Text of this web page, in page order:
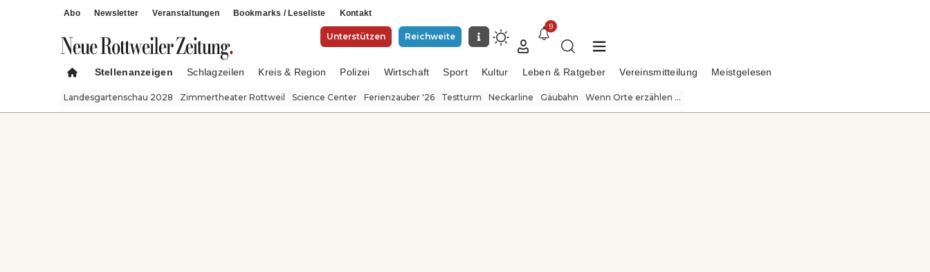
Abo Newsletter Veranstaltungen Bookmarks / Leseliste Kontakt
Unterstützen Reichweite
9
Stellenanzeigen Schlagzeilen Kreis & Region Polizei Wirtschaft Sport Kultur Leben & Ratgeber Vereinsmitteilung Meistgelesen
Landesgartenschau 2028 Zimmertheater Rottweil Science Center Ferienzauber '26 Testturm Neckarline Gäubahn Wenn Orte erzählen ...